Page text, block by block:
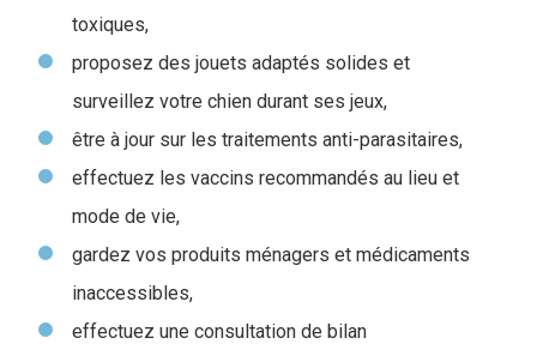
toxiques,
proposez des jouets adaptés solides et
surveillez votre chien durant ses jeux,
être à jour sur les traitements anti-parasitaires,
effectuez les vaccins recommandés au lieu et
mode de vie,
gardez vos produits ménagers et médicaments
inaccessibles,
effectuez une consultation de bilan